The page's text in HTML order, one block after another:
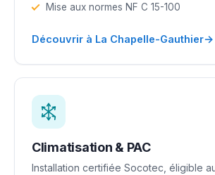
Mise aux normes NF C 15-100
Découvrir à La Chapelle-Gauthier→
Climatisation & PAC
Installation certifiée Socotec, éligible